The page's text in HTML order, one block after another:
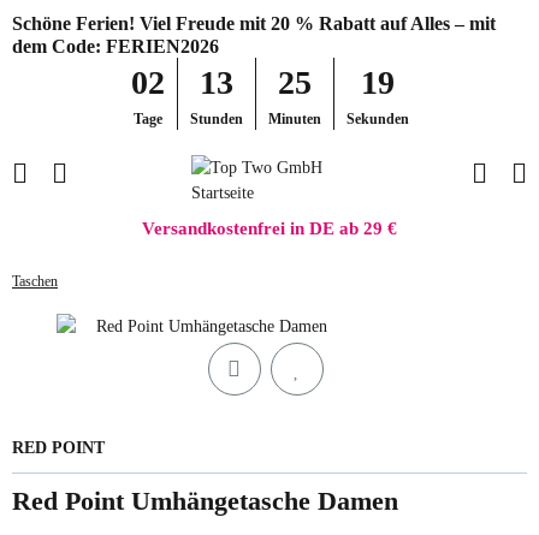
Schöne Ferien! Viel Freude mit 20 % Rabatt auf Alles – mit
dem Code: FERIEN2026
02
Tage
13
Stunden
25
Minuten
19
Sekunden
Versandkostenfrei in DE ab 29 €
Taschen
RED POINT
Red Point Umhängetasche Damen